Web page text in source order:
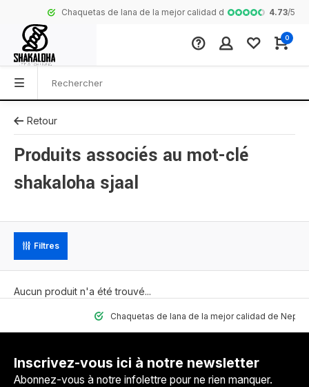
Chaquetas de lana de la mejor calidad de Nepal Collection
4.73/5
0
Retour
Produits associés au mot-clé
shakaloha sjaal
Filtres
Aucun produit n'a été trouvé...
Chaquetas de lana de la mejor calidad de Nepal
Inscrivez-vous ici à notre newsletter
Abonnez-vous à notre infolettre pour ne rien manquer.